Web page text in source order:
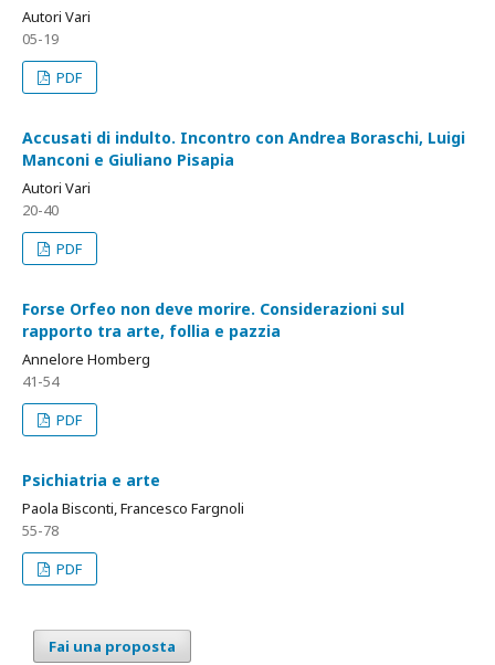
Autori Vari
05-19
PDF
Accusati di indulto. Incontro con Andrea Boraschi, Luigi
Manconi e Giuliano Pisapia
Autori Vari
20-40
PDF
Forse Orfeo non deve morire. Considerazioni sul
rapporto tra arte, follia e pazzia
Annelore Homberg
41-54
PDF
Psichiatria e arte
Paola Bisconti, Francesco Fargnoli
55-78
PDF
Fai una proposta